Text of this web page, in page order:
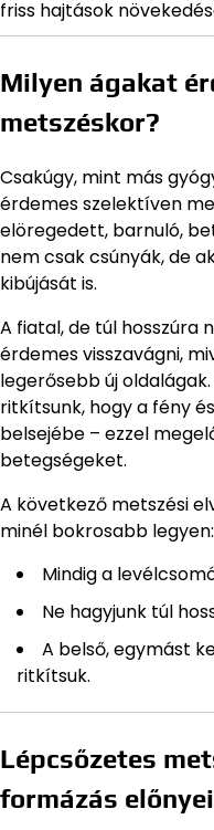
friss hajtások
Milyen ágakat
metszéskor?
Csakúgy, mint más
érdemes szelektíven
elöregedett, barnuló,
nem csak csúnyák, de
kibújását is.
A fiatal, de túl hosszúra
érdemes visszavágni,
legerősebb új
ritkítsunk, hogy a fény
belsejébe – ezzel
betegségeket.
A következő metszési
minél bokrosabb legyen:
Mindig a
Ne hagyjunk túl
A belső, egymást
ritkítsuk.
Lépcsőzetes
formázás előnyei